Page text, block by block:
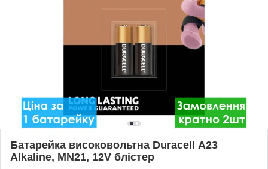
Батарейка високовольтна Duracell А23
Alkaline, MN21, 12V блістер